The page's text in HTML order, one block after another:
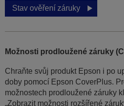
Stav ověření záruky
Možnosti prodloužené záruky
Chraňte svůj produkt Epson i po
doby pomocí Epson CoverPlus.
možnostech prodloužené záruky
„Zobrazit možnosti rozšířené